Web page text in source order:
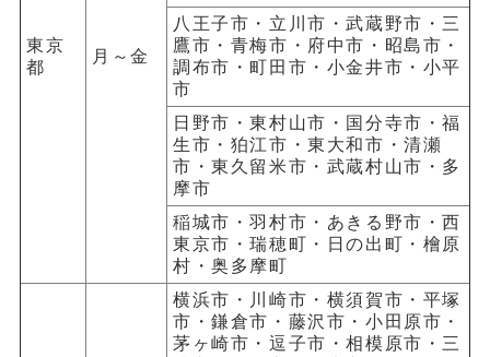
東京
都
月～金
八王子市・立川市・武蔵野市・三
鷹市・青梅市・府中市・昭島市・
調布市・町田市・小金井市・小平
市
日野市・東村山市・国分寺市・福
生市・狛江市・東大和市・清瀬
市・東久留米市・武蔵村山市・多
摩市
稲城市・羽村市・あきる野市・西
東京市・瑞穂町・日の出町・檜原
村・奥多摩町
横浜市・川崎市・横須賀市・平塚
市・鎌倉市・藤沢市・小田原市・
茅ヶ崎市・逗子市・相模原市・三